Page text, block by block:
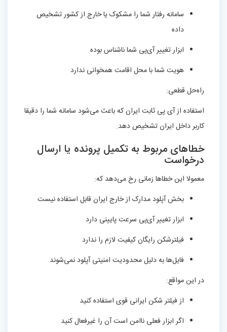
سامانه رفتار شما را مشکوک یا خارج از کشور تشخیص
ابزار تغییر آی‌پی شما ناشناس بوده
هویت شما با محل اقامت همخوانی ندارد
راه‌حل قطعی:
استفاده از آی پی ثابت ایران که باعث می‌شود سامانه شما را دقیقا
کاربر داخل ایران تشخیص دهد.
خطاهای مربوط به تکمیل پرونده یا ارسال
درخواست
معمولا این خطاها زمانی رخ می‌دهد که:
بخش آپلود مدارک از خارج ایران قابل استفاده نیست
ابزار تغییر آی‌پی سرعت پایینی دارد
فیلترشکن رایگان کیفیت لازم را ندارد
فایل‌ها به دلیل محدودیت امنیتی آپلود نمی‌شوند
در این مواقع:
از فیلتر شکن ایرانی قوی استفاده کنید
اگر ابزار فعلی ناامن است آن را غیرفعال کنید